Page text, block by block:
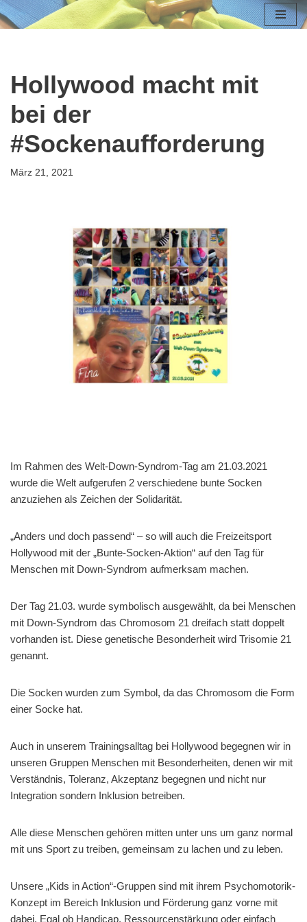
Hollywood macht mit
bei der
#Sockenaufforderung
März 21, 2021
Im Rahmen des Welt-Down-Syndrom-Tag am 21.03.2021
wurde die Welt aufgerufen 2 verschiedene bunte Socken
anzuziehen als Zeichen der Solidarität.
„Anders und doch passend“ – so will auch die Freizeitsport
Hollywood mit der „Bunte-Socken-Aktion“ auf den Tag für
Menschen mit Down-Syndrom aufmerksam machen.
Der Tag 21.03. wurde symbolisch ausgewählt, da bei Menschen
mit Down-Syndrom das Chromosom 21 dreifach statt doppelt
vorhanden ist. Diese genetische Besonderheit wird Trisomie 21
genannt.
Die Socken wurden zum Symbol, da das Chromosom die Form
einer Socke hat.
Auch in unserem Trainingsalltag bei Hollywood begegnen wir in
unseren Gruppen Menschen mit Besonderheiten, denen wir mit
Verständnis, Toleranz, Akzeptanz begegnen und nicht nur
Integration sondern Inklusion betreiben.
Alle diese Menschen gehören mitten unter uns um ganz normal
mit uns Sport zu treiben, gemeinsam zu lachen und zu leben.
Unsere „Kids in Action“-Gruppen sind mit ihrem Psychomotorik-
Konzept im Bereich Inklusion und Förderung ganz vorne mit
dabei. Egal ob Handicap, Ressourcenstärkung oder einfach